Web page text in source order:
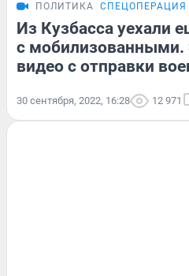
ПОЛИТИКА СПЕЦОПЕРАЦИЯ
Из Кузбасса уехали
с
видео с отправки
30 сентября, 2022, 16:28 12 971